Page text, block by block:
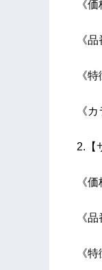
《
《
《
《
2.【
《
《
《